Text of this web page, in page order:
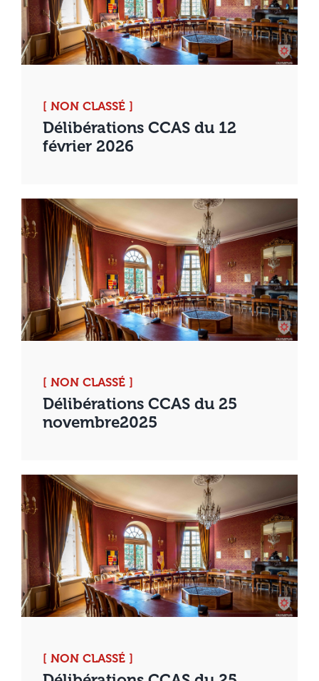
[ NON CLASSÉ ]
Délibérations CCAS du 12
février 2026
[ NON CLASSÉ ]
Délibérations CCAS du 25
novembre2025
[ NON CLASSÉ ]